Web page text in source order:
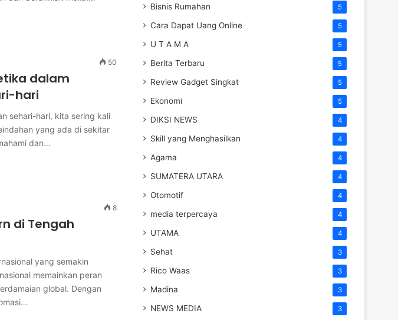
50
dalam
hari
sehari-hari, kita sering kali
yang ada di sekitar
dan…
8
di Tengah
yang semakin
memainkan peran
global. Dengan
Bisnis Rumahan 5
Cara Dapat Uang Online 5
U T A M A 5
Berita Terbaru 5
Review Gadget Singkat 5
Ekonomi 5
DIKSI NEWS 4
Skill yang Menghasilkan 4
Agama 4
SUMATERA UTARA 4
Otomotif 4
media terpercaya 4
UTAMA 4
Sehat 3
Rico Waas 3
Madina 3
NEWS MEDIA 3